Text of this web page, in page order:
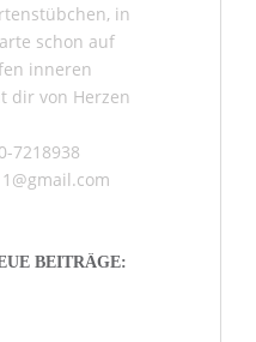
, in
schon auf
inneren
dir von Herzen
7218938
BEITRÄGE: